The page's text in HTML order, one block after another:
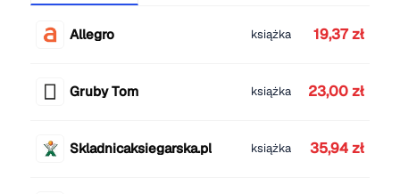
Allegro książka 19,37 zł
Gruby Tom książka 23,00 zł
Skladnicaksiegarska.pl książka 35,94 zł